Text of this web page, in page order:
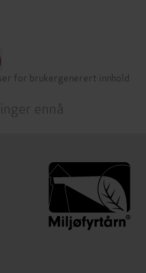
for brukergenerert innhold
ennå